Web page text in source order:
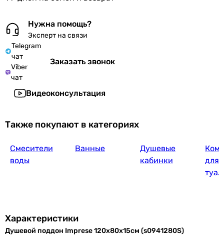
Нужна помощь?
Эксперт на связи
Telegram
чат
Viber
чат
Заказать звонок
Видеоконсультация
Также покупают в категориях
Смесители
воды
Ванные
Душевые
кабинки
для
Характеристики
Душевой поддон Imprese 120x80x15см (s0941280S)